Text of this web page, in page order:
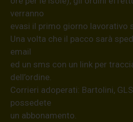
verranno
evasi il primo giorno lavorativo
Una volta che il pacco sarà
email
ed un sms con un link per
dell’ordine.
Corrieri adoperati: Bartolini,
possedete
un abbonamento.